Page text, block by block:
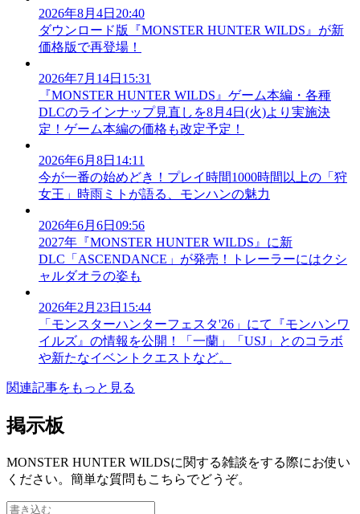
2026年8月4日20:40
ダウンロード版『MONSTER HUNTER WILDS』が新
価格版で再登場！
2026年7月14日15:31
『MONSTER HUNTER WILDS』ゲーム本編・各種
DLCのラインナップ見直しを8月4日(火)より実施決
定！ゲーム本編の価格も改定予定！
2026年6月8日14:11
今が一番の始めどき！プレイ時間1000時間以上の「狩
女王」時雨ミトが語る、モンハンの魅力
2026年6月6日09:56
2027年『MONSTER HUNTER WILDS』に新
DLC「ASCENDANCE」が発売！トレーラーにはクシ
ャルダオラの姿も
2026年2月23日15:44
「モンスターハンターフェスタ'26」にて『モンハンワ
イルズ』の情報を公開！「一蘭」「USJ」とのコラボ
や新たなイベントクエストなど。
関連記事をもっと見る
掲示板
MONSTER HUNTER WILDSに関する雑談をする際にお使い
ください。簡単な質問もこちらでどうぞ。